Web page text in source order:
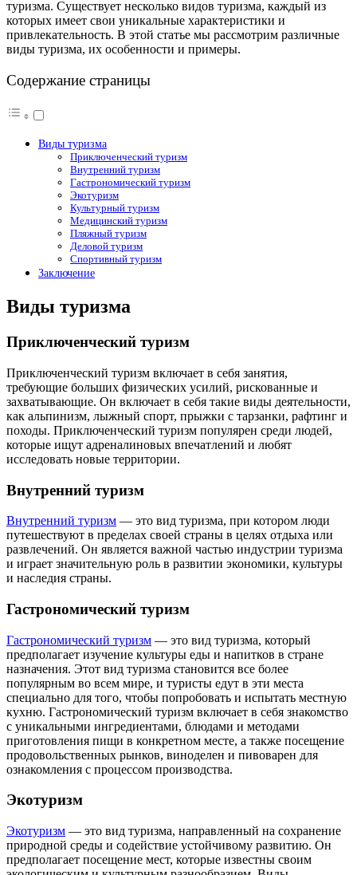
туризма. Существует несколько видов туризма, каждый из
которых имеет свои уникальные характеристики и
привлекательность. В этой статье мы рассмотрим различные
виды туризма, их особенности и примеры.
Содержание страницы
Виды туризма
Приключенческий туризм
Внутренний туризм
Гастрономический туризм
Экотуризм
Культурный туризм
Медицинский туризм
Пляжный туризм
Деловой туризм
Спортивный туризм
Заключение
Виды туризма
Приключенческий туризм
Приключенческий туризм включает в себя занятия,
требующие больших физических усилий, рискованные и
захватывающие. Он включает в себя такие виды деятельности,
как альпинизм, лыжный спорт, прыжки с тарзанки, рафтинг и
походы. Приключенческий туризм популярен среди людей,
которые ищут адреналиновых впечатлений и любят
исследовать новые территории.
Внутренний туризм
Внутренний туризм — это вид туризма, при котором люди
путешествуют в пределах своей страны в целях отдыха или
развлечений. Он является важной частью индустрии туризма
и играет значительную роль в развитии экономики, культуры
и наследия страны.
Гастрономический туризм
Гастрономический туризм — это вид туризма, который
предполагает изучение культуры еды и напитков в стране
назначения. Этот вид туризма становится все более
популярным во всем мире, и туристы едут в эти места
специально для того, чтобы попробовать и испытать местную
кухню. Гастрономический туризм включает в себя знакомство
с уникальными ингредиентами, блюдами и методами
приготовления пищи в конкретном месте, а также посещение
продовольственных рынков, виноделен и пивоварен для
ознакомления с процессом производства.
Экотуризм
Экотуризм — это вид туризма, направленный на сохранение
природной среды и содействие устойчивому развитию. Он
предполагает посещение мест, которые известны своим